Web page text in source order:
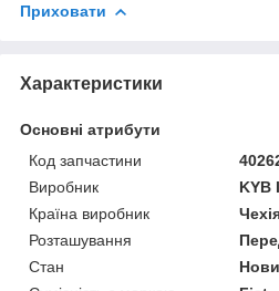
Приховати
Характеристики
Основні атрибути
Код запчастини
Виробник
KYB
Країна виробник
Розташування
Стан